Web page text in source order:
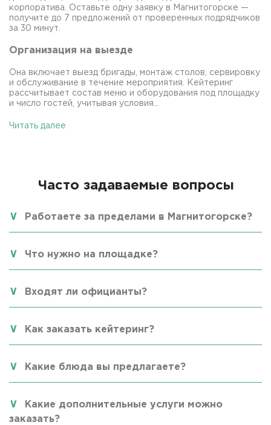
корпоратива. Оставьте одну заявку в Магнитогорске —
получите до 7 предложений от проверенных подрядчиков
за 30 минут.
Организация на выезде
Она включает выезд бригады, монтаж столов, сервировку
и обслуживание в течение мероприятия. Кейтеринг
рассчитывает состав меню и оборудования под площадку
и число гостей, учитывая условия...
Читать далее
Часто задаваемые вопросы
Работаете за пределами в Магнитогорске?
Что нужно на площадке?
Входят ли официанты?
Как заказать кейтеринг?
Какие блюда вы предлагаете?
Какие дополнительные услуги можно
заказать?